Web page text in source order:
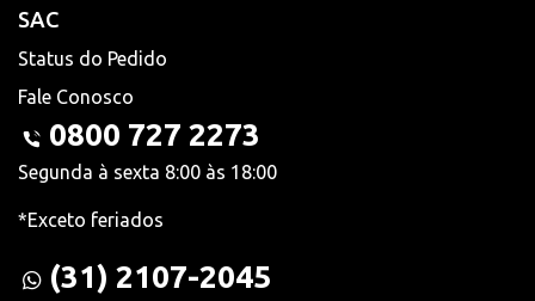
SAC
Status do Pedido
Fale Conosco
0800 727 2273
Segunda à sexta 8:00 às 18:00
*Exceto feriados
(31) 2107-2045